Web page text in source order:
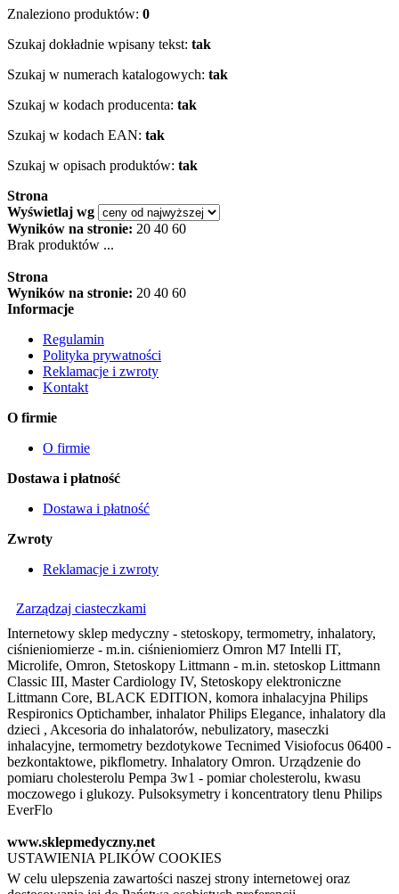
Znaleziono produktów: 0
Szukaj dokładnie wpisany tekst: tak
Szukaj w numerach katalogowych: tak
Szukaj w kodach producenta: tak
Szukaj w kodach EAN: tak
Szukaj w opisach produktów: tak
Strona
Wyświetlaj wg
Wyników na stronie: 20 40 60
Brak produktów ...
Strona
Wyników na stronie: 20 40 60
Informacje
Regulamin
Polityka prywatności
Reklamacje i zwroty
Kontakt
O firmie
O firmie
Dostawa i płatność
Dostawa i płatność
Zwroty
Reklamacje i zwroty
Zarządzaj ciasteczkami
Internetowy sklep medyczny - stetoskopy, termometry, inhalatory,
ciśnieniomierze - m.in. ciśnieniomierz Omron M7 Intelli IT,
Microlife, Omron, Stetoskopy Littmann - m.in. stetoskop Littmann
Classic III, Master Cardiology IV, Stetoskopy elektroniczne
Littmann Core, BLACK EDITION, komora inhalacyjna Philips
Respironics Optichamber, inhalator Philips Elegance, inhalatory dla
dzieci , Akcesoria do inhalatorów, nebulizatory, maseczki
inhalacyjne, termometry bezdotykowe Tecnimed Visiofocus 06400 -
bezkontaktowe, pikflometry. Inhalatory Omron. Urządzenie do
pomiaru cholesterolu Pempa 3w1 - pomiar cholesterolu, kwasu
moczowego i glukozy. Pulsoksymetry i koncentratory tlenu Philips
EverFlo
www.sklepmedyczny.net
USTAWIENIA PLIKÓW COOKIES
W celu ulepszenia zawartości naszej strony internetowej oraz